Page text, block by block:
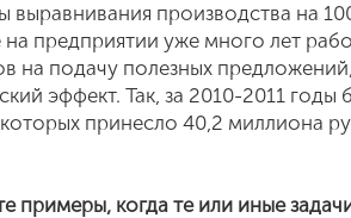
выравнивания производства на
на предприятии уже много лет
на подачу полезных
эффект. Так, за 2010-2011
принесло 40,2 миллиона
примеры, когда те или иные